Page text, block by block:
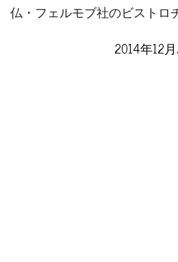
仏・フェルモブ社のビストロ
2014年12